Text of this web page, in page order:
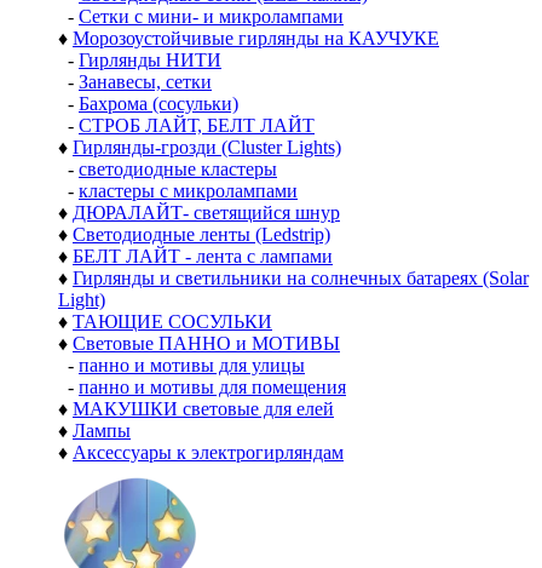
- Сетки с мини- и микролампами
♦ Морозоустойчивые гирлянды на КАУЧУКЕ
- Гирлянды НИТИ
- Занавесы, сетки
- Бахрома (сосульки)
- СТРОБ ЛАЙТ, БЕЛТ ЛАЙТ
♦ Гирлянды-грозди (Cluster Lights)
- светодиодные кластеры
- кластеры с микролампами
♦ ДЮРАЛАЙТ- светящийся шнур
♦ Светодиодные ленты (Ledstrip)
♦ БЕЛТ ЛАЙТ - лента с лампами
♦ Гирлянды и светильники на солнечных батареях (Solar
Light)
♦ ТАЮЩИЕ СОСУЛЬКИ
♦ Световые ПАННО и МОТИВЫ
- панно и мотивы для улицы
- панно и мотивы для помещения
♦ МАКУШКИ световые для елей
♦ Лампы
♦ Аксессуары к электрогирляндам